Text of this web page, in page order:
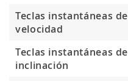
Teclas instantáneas de
velocidad
Teclas instantáneas de
inclinación